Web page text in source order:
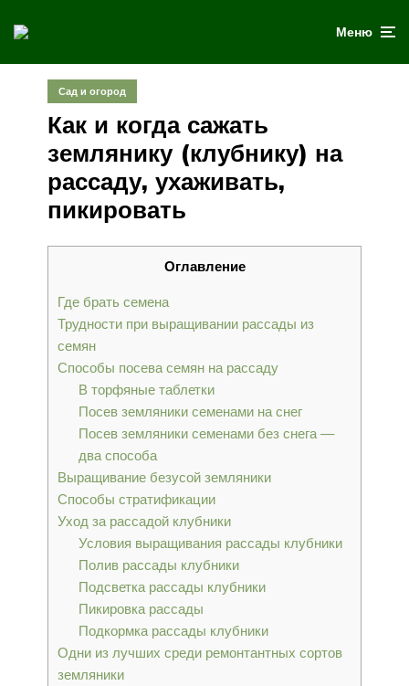
Меню
Сад и огород
Как и когда сажать
землянику (клубнику) на
рассаду, ухаживать,
пикировать
Оглавление
Где брать семена
Трудности при выращивании рассады из
семян
Способы посева семян на рассаду
В торфяные таблетки
Посев земляники семенами на снег
Посев земляники семенами без снега —
два способа
Выращивание безусой земляники
Способы стратификации
Уход за рассадой клубники
Условия выращивания рассады клубники
Полив рассады клубники
Подсветка рассады клубники
Пикировка рассады
Подкормка рассады клубники
Одни из лучших среди ремонтантных сортов
земляники